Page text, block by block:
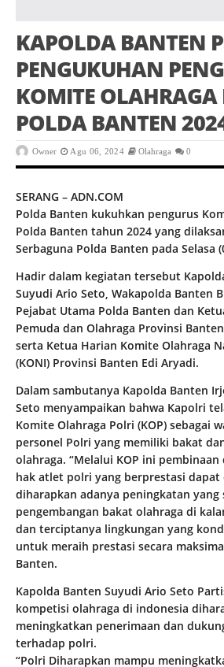
KAPOLDA BANTEN
PENGUKUHAN
KOMITE OLAHRAGA
POLDA BANTEN
Owner Agu 06, 2024 Olahraga 0
SERANG – ADN.COM
Polda Banten kukuhkan pengurus
Polda Banten tahun 2024 yang
Serbaguna Polda Banten pada Selasa
Hadir dalam kegiatan tersebut
Suyudi Ario Seto, Wakapolda Banten
Pejabat Utama Polda Banten dan
Pemuda dan Olahraga Provinsi
serta Ketua Harian Komite Olahraga
(KONI) Provinsi Banten Edi Aryadi.
Dalam sambutanya Kapolda Banten
Seto menyampaikan bahwa Kapolri
Komite Olahraga Polri (KOP) sebagai
personel Polri yang memiliki bakat
olahraga. “Melalui KOP ini
hak atlet polri yang berprestasi dapat
diharapkan adanya peningkatan yang
pengembangan bakat olahraga di
dan terciptanya lingkungan yang
untuk meraih prestasi secara
Banten.
Kapolda Banten Suyudi Ario Seto
kompetisi olahraga di indonesia
meningkatkan penerimaan dan
terhadap polri.
“Polri Diharapkan mampu